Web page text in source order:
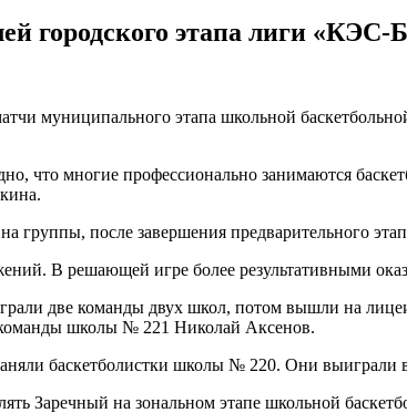
городского этапа лиги «КЭС-
муниципального этапа школьной
что многие профессионально занимаются
группы, после завершения предварительного
В решающей игре более результативными
две команды двух школ, потом вышли на
команды школы № 221 Николай Аксенов.
баскетболистки школы № 220. Они выиграли
Заречный на зональном этапе школьной